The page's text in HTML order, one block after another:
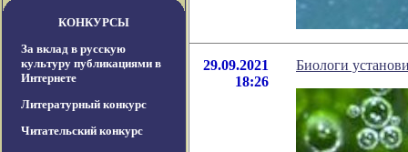
КОНКУРСЫ
За вклад в русскую
культуру публикациями в
Интернете
Литературный конкурс
Читательский конкурс
29.09.2021
18:26
Биологи